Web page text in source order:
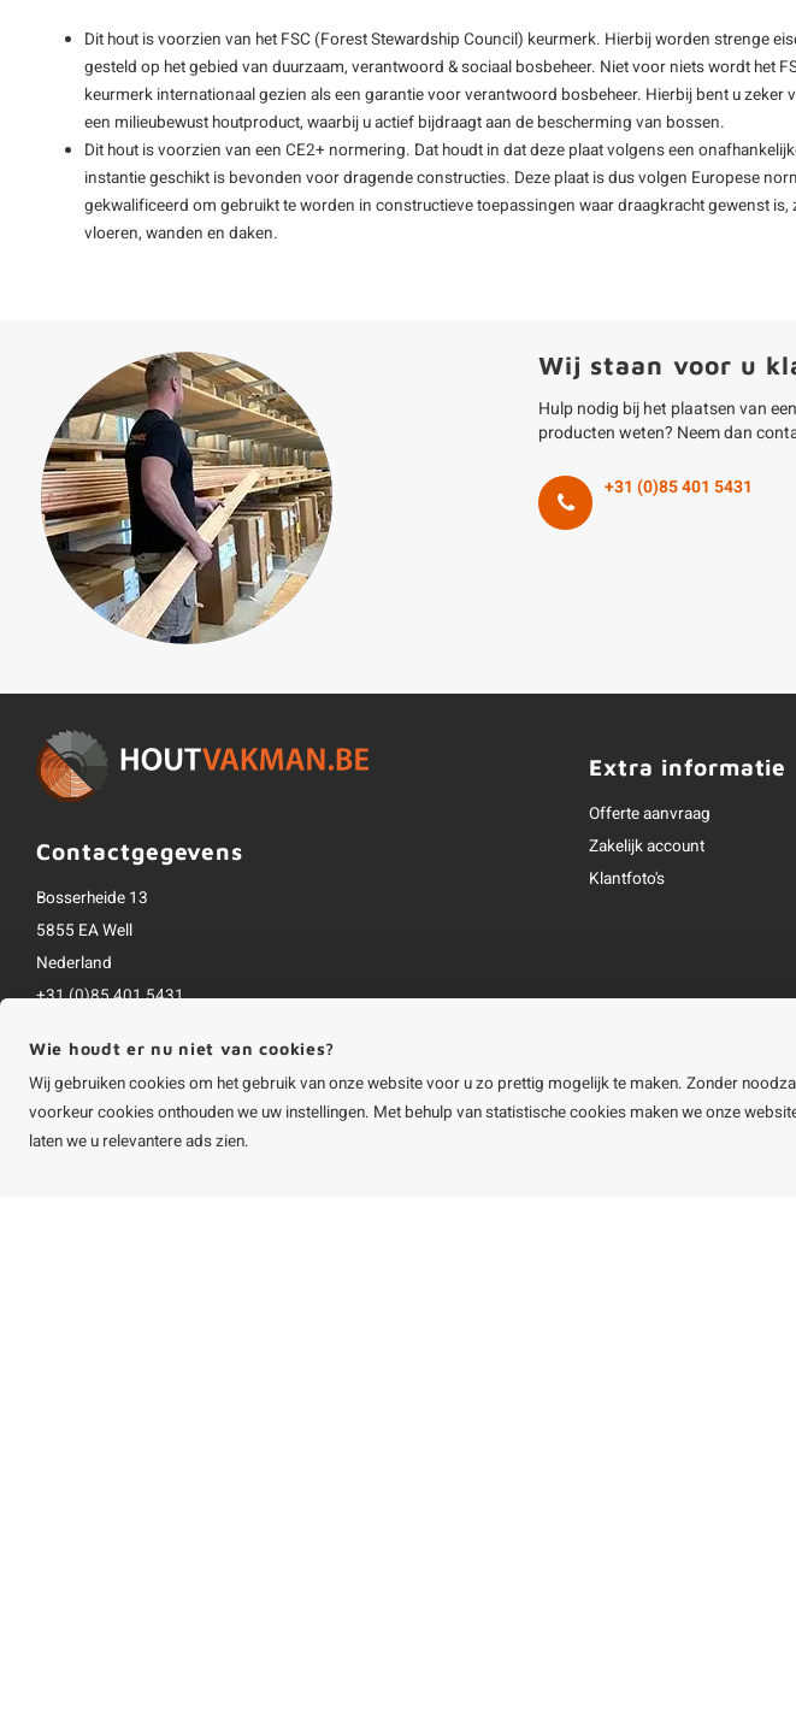
Dit hout is voorzien van het FSC (Forest Stewardship Council) keurmerk. Hierbij worden strenge
gesteld op het gebied van duurzaam, verantwoord & sociaal bosbeheer. Niet voor niets wordt het
keurmerk internationaal gezien als een garantie voor verantwoord bosbeheer. Hierbij bent u zeker
een milieubewust houtproduct, waarbij u actief bijdraagt aan de bescherming van bossen.
Dit hout is voorzien van een CE2+ normering. Dat houdt in dat deze plaat volgens een
instantie geschikt is bevonden voor dragende constructies. Deze plaat is dus volgen Europese
gekwalificeerd om gebruikt te worden in constructieve toepassingen waar draagkracht gewenst is,
vloeren, wanden en daken.
Wij staan voor u
Hulp nodig bij het plaatsen van
producten weten? Neem dan
+31 (0)85 401 5431
Contactgegevens
Bosserheide 13
5855 EA Well
Nederland
+31 (0)85 401 5431
Alle bedragen zijn incl. btw
Extra informatie
Offerte aanvraag
Zakelijk account
Klantfoto's
Wie houdt er nu niet van cookies?
Wij gebruiken cookies om het gebruik van onze website voor u zo prettig mogelijk te maken. Zonder
voorkeur cookies onthouden we uw instellingen. Met behulp van statistische cookies maken we onze
laten we u relevantere ads zien.